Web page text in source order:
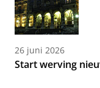
26 juni 2026
Start werving